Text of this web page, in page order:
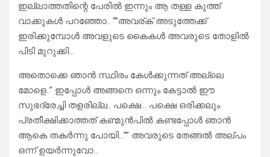
ഇല്ലാത്തതിന്റെ പേരിൽ ഇന്നും ആ തള്ള കുത്ത്
വാക്കുകൾ പറഞ്ഞോ.. “”അവര്ക് അടുത്തേക്ക്
ഇരിക്കുമ്പോൾ അവളുടെ കൈകൾ അവരുടെ തോളിൽ
പിടി മുറുക്കി…
അതൊക്കെ ഞാൻ സ്ഥിരം കേൾക്കുന്നത് അല്ലെ
മോളെ..” ഇപ്പോൾ അങ്ങനെ ഒന്നും കേട്ടാൽ ഈ
സുഭദ്രേച്ചി തളരില്ല.. പക്ഷെ… പക്ഷെ ഒരിക്കലും
പ്രതീക്ഷിക്കാത്തത് കണ്മുൻപിൽ കണ്ടപ്പോൾ ഞാൻ
ആകെ തകർന്നു പോയി…”” അവരുടെ തേങ്ങൽ അല്പം
ഒന്ന് ഉയർന്നുവോ…